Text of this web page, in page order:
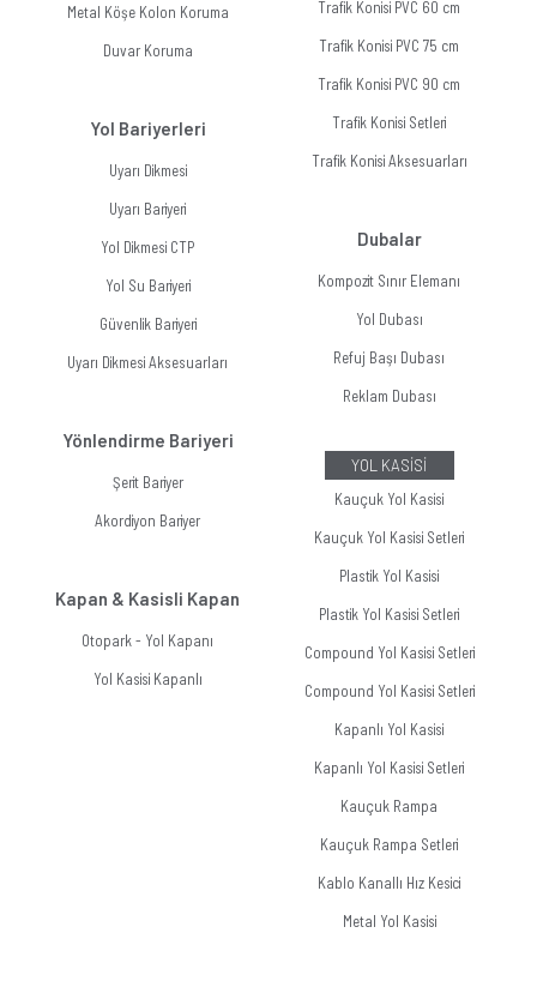
Metal Köşe Kolon Koruma
Duvar Koruma
Yol Bariyerleri
Uyarı Dikmesi
Uyarı Bariyeri
Yol Dikmesi CTP
Yol Su Bariyeri
Güvenlik Bariyeri
Uyarı Dikmesi Aksesuarları
Yönlendirme Bariyeri
Şerit Bariyer
Akordiyon Bariyer
Kapan & Kasisli Kapan
Otopark - Yol Kapanı
Yol Kasisi Kapanlı
Trafik Konisi PVC 60 cm
Trafik Konisi PVC 75 cm
Trafik Konisi PVC 90 cm
Trafik Konisi Setleri
Trafik Konisi Aksesuarları
Dubalar
Kompozit Sınır Elemanı
Yol Dubası
Refuj Başı Dubası
Reklam Dubası
YOL KASİSİ
Kauçuk Yol Kasisi
Kauçuk Yol Kasisi Setleri
Plastik Yol Kasisi
Plastik Yol Kasisi Setleri
Compound Yol Kasisi Setleri
Compound Yol Kasisi Setleri
Kapanlı Yol Kasisi
Kapanlı Yol Kasisi Setleri
Kauçuk Rampa
Kauçuk Rampa Setleri
Kablo Kanallı Hız Kesici
Metal Yol Kasisi